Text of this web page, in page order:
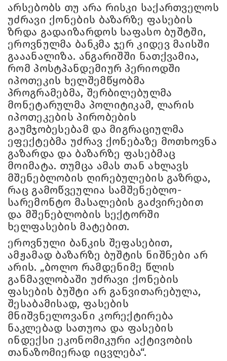
არსებობს თუ არა რისკი საქართველოს
უძრავი ქონების ბაზარზე ფასების
ზრდა გადაიზარდოს საფასო ბუშტში,
ეროვნულმა ბანკმა ჯერ კიდევ მაისში
გააანალიზა. ანგარიშში ნათქვამია,
რომ პოსტპანდემიურ პერიოდში
იპოთეკის ხელშემწყობმა
პროგრამებმა, შერბილებულმა
მონეტარულმა პოლიტიკამ, ლარის
იპოთეკების პირობების
გაუმჯობესებამ და მიგრაციულმა
ეფექტებმა უძრავ ქონებაზე მოთხოვნა
გაზარდა და ბაზარზე ფასებმაც
მოიმატა. თუმცა ამას თან ახლავს
მშენებლობის ღირებულების გაზრდა,
რაც გამოწვეულია სამშენებლო-
სარემონტო მასალების გაძვირებით
და მშენებლობის სექტორში
ხელფასების მატებით.
ეროვნული ბანკის შეფასებით,
ამჟამად ბაზარზე ბუშტის ნიშნები არ
არის. „ბოლო რამდენიმე წლის
განმავლობაში უძრავი ქონების
ფასების ბუშტი არ განვითარებულა,
შესაბამისად, ფასების
მნიშვნელოვანი კორექტირება
ნაკლებად სათუოა და ფასების
ინდექსი ეკონომიკური აქტივობის
თანაზომიერად იცვლება“.